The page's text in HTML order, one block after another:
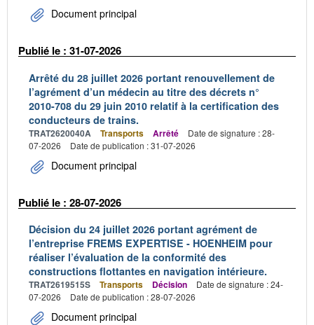
Document principal
Publié le : 31-07-2026
Arrêté du 28 juillet 2026 portant renouvellement de
l’agrément d’un médecin au titre des décrets n°
2010-708 du 29 juin 2010 relatif à la certification des
conducteurs de trains.
TRAT2620040A Transports Arrêté
Date de signature : 28-
07-2026
Date de publication : 31-07-2026
Document principal
Publié le : 28-07-2026
Décision du 24 juillet 2026 portant agrément de
l’entreprise FREMS EXPERTISE - HOENHEIM pour
réaliser l’évaluation de la conformité des
constructions flottantes en navigation intérieure.
TRAT2619515S Transports Décision
Date de signature : 24-
07-2026
Date de publication : 28-07-2026
Document principal